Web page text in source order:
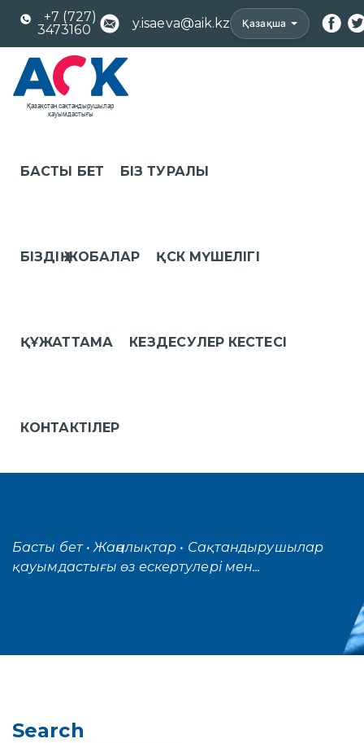
+7 (727)
3473160
y.isaeva@aik.kz Қазақша
БАСТЫ БЕТ БІЗ ТУРАЛЫ
БІЗДІҢ ЖОБАЛАР ҚСК МҮШЕЛІГІ
ҚҰЖАТТАМА КЕЗДЕСУЛЕР КЕСТЕСІ
КОНТАКТІЛЕР
Басты бет • Жаңалықтар • Сақтандырушылар
қауымдастығы өз ескертулері мен...
Search